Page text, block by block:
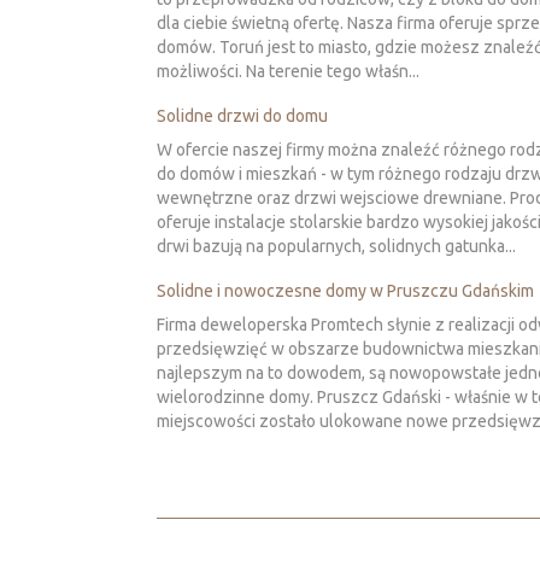
dla ciebie świetną ofertę. Nasza firma oferuje
domów. Toruń jest to miasto, gdzie możesz
możliwości. Na terenie tego właśn...
Solidne drzwi do domu
W ofercie naszej firmy można znaleźć różnego
do domów i mieszkań - w tym różnego rodzaju
wewnętrzne oraz drzwi wejsciowe drewniane.
oferuje instalacje stolarskie bardzo wysokiej
drwi bazują na popularnych, solidnych gatunka...
Solidne i nowoczesne domy w Pruszczu Gdańskim
Firma deweloperska Promtech słynie z realizacji
przedsięwzięć w obszarze budownictwa
najlepszym na to dowodem, są nowopowstałe
wielorodzinne domy. Pruszcz Gdański - właśnie w
miejscowości zostało ulokowane nowe